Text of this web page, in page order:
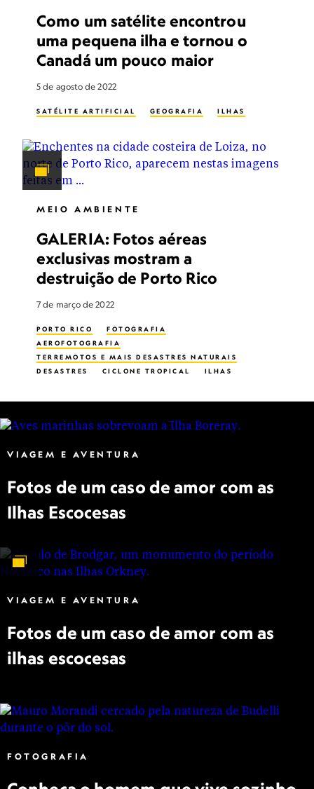
Como um satélite encontrou
uma pequena ilha e tornou o
Canadá um pouco maior
5 de agosto de 2022
SATÉLITE ARTIFICIAL GEOGRAFIA ILHAS
MEIO AMBIENTE
GALERIA: Fotos aéreas
exclusivas mostram a
destruição de Porto Rico
7 de março de 2022
PORTO RICO
FOTOGRAFIA
AEROFOTOGRAFIA
TERREMOTOS E MAIS DESASTRES NATURAIS
DESASTRES
CICLONE TROPICAL ILHAS
VIAGEM E AVENTURA
Fotos de um caso de amor com as
Ilhas Escocesas
VIAGEM E AVENTURA
Fotos de um caso de amor com as
ilhas escocesas
FOTOGRAFIA